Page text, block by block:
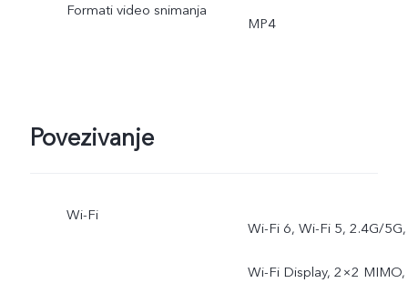
Formati video snimanja
MP4
Povezivanje
Wi-Fi
Wi-Fi 6, Wi-Fi 5, 2.4G/5G,
Wi-Fi Display, 2×2 MIMO,